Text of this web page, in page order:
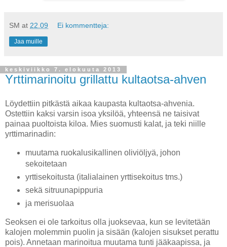
SM at 22.09 Ei kommentteja:
Jaa muille
keskiviikko 7. elokuuta 2013
Yrttimarinoitu grillattu kultaotsa-ahven
Löydettiin pitkästä aikaa kaupasta kultaotsa-ahvenia.
Ostettiin kaksi varsin isoa yksilöä, yhteensä ne taisivat
painaa puoltoista kiloa. Mies suomusti kalat, ja teki niille
yrttimarinadin:
muutama ruokalusikallinen oliviöljyä, johon
sekoitetaan
yrttisekoitusta (italialainen yrttisekoitus tms.)
sekä sitruunapippuria
ja merisuolaa
Seoksen ei ole tarkoitus olla juoksevaa, kun se levitetään
kalojen molemmin puolin ja sisään (kalojen sisukset perattu
pois). Annetaan marinoitua muutama tunti jääkaapissa, ja